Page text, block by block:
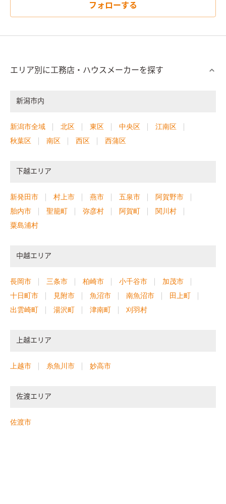
フォローする
エリア別に工務店・ハウスメーカーを探す
新潟市内
新潟市全域 北区 東区 中央区
江南区
秋葉区
南区 西区 西蒲区
下越エリア
新発田市 村上市 燕市 五泉市
阿賀野市
胎内市
聖籠町 弥彦村 阿賀町
関川村
粟島浦村
中越エリア
長岡市 三条市 柏崎市 小千谷市
加茂市
十日町市
見附市 魚沼市 南魚沼市
田上町
出雲崎町
湯沢町 津南町 刈羽村
上越エリア
上越市 糸魚川市 妙高市
佐渡エリア
佐渡市